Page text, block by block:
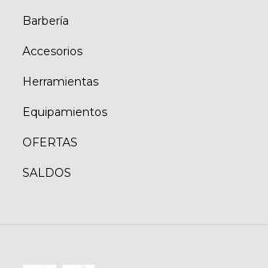
Barbería
Accesorios
Herramientas
Equipamientos
OFERTAS
SALDOS